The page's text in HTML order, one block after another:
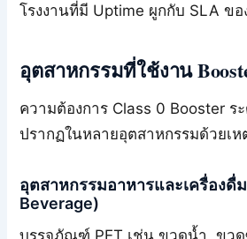
โรงงานที่มี Uptime ผูกกับ SLA ข
อุตสาหกรรมที่ใช้งาน
ความต้องการ Class 0 Booster ร
ปรากฏในหลายอุตสาหกรรมด้วยเ
อุตสาหกรรมอาหารและเครื่องดื่
Beverage)
บรรจุภัณฑ์ PET เช่น ขวดน้ำ, ขว